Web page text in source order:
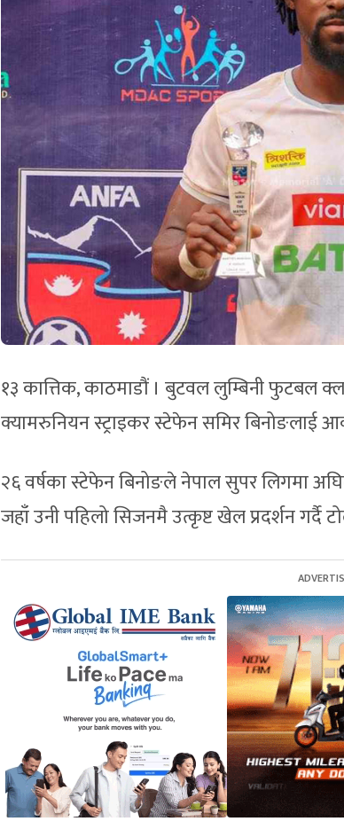
१३ कात्तिक, काठमाडौं । बुटवल लुम्बिनी फुटबल
क्यामरुनियन स्ट्राइकर स्टेफेन समिर बिनोङलाई
२६ वर्षका स्टेफेन बिनोङले नेपाल सुपर लिगमा
जहाँ उनी पहिलो सिजनमै उत्कृष्ट खेल प्रदर्शन